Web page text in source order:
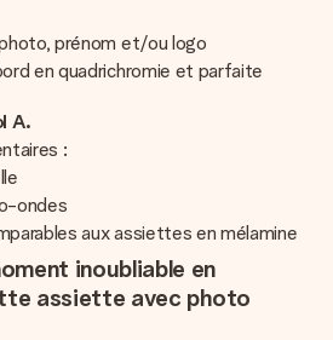
prénom et/ou logo
en quadrichromie et parfaite
A.
:
ondes
aux assiettes en mélamine
inoubliable en
assiette avec photo